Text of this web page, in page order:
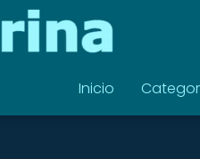
Inicio